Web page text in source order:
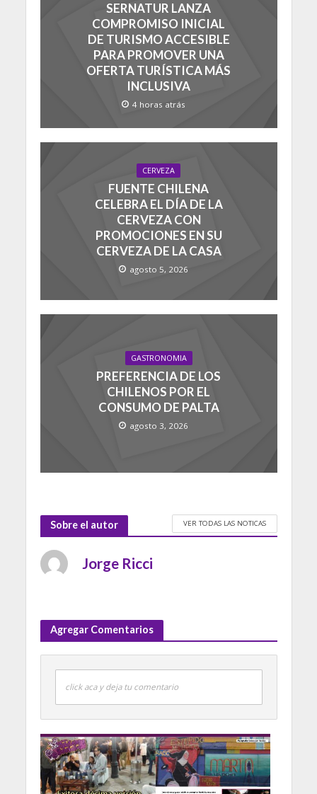
SERNATUR LANZA
COMPROMISO INICIAL
DE TURISMO ACCESIBLE
PARA PROMOVER UNA
OFERTA TURÍSTICA MÁS
INCLUSIVA
4 horas atrás
CERVEZA
FUENTE CHILENA
CELEBRA EL DÍA DE LA
CERVEZA CON
PROMOCIONES EN SU
CERVEZA DE LA CASA
agosto 5, 2026
GASTRONOMIA
PREFERENCIA DE LOS
CHILENOS POR EL
CONSUMO DE PALTA
agosto 3, 2026
Sobre el autor VER TODAS LAS NOTICAS
Jorge Ricci
Agregar Comentarios
click aca y deja tu comentario